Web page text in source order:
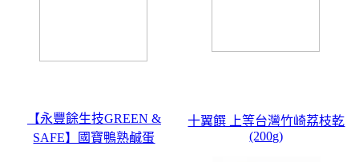
【永豐餘生技GREEN &
SAFE】國寶鴨熟鹹蛋
十翼饌 上等台灣竹崎荔枝乾
(200g)